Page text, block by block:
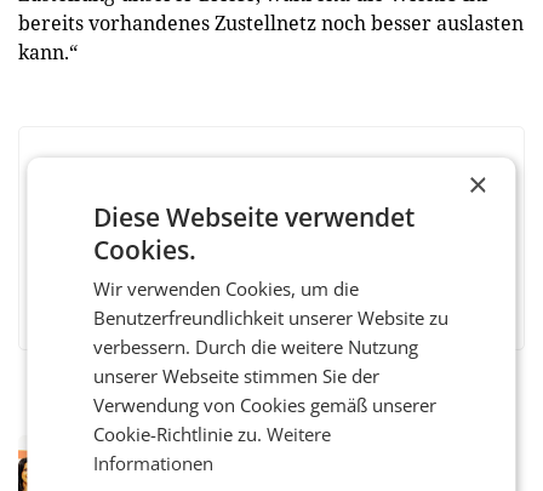
bereits vorhandenes Zustellnetz noch besser auslasten
kann.“
FacebookTwitterMessengerWhatsAppLinkedInXING Teilen
RETAIL
×
Diese Webseite verwendet
Cookies.
Wir verwenden Cookies, um die
Benutzerfreundlichkeit unserer Website zu
verbessern. Durch die weitere Nutzung
unserer Webseite stimmen Sie der
Verwendung von Cookies gemäß unserer
Cookie-Richtlinie zu.Weitere
Informationen